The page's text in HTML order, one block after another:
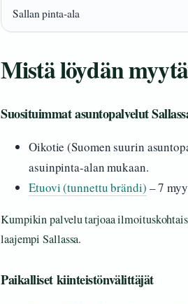
Sallan pinta-ala
Mistä löydän
Suosituimmat asuntopalvelut
Oikotie (Suomen suurin
asuinpinta-alan mukaan.
Etuovi (tunnettu brändi) – 7
Kumpikin palvelu tarjoaa
laajempi Sallassa.
Paikalliset kiinteistönvälittäjät